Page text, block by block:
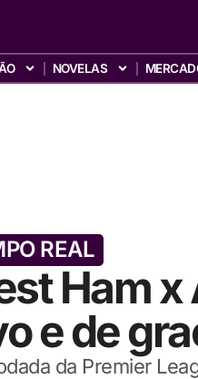
NOVELAS
REAL
Ham x
e de
da Premier